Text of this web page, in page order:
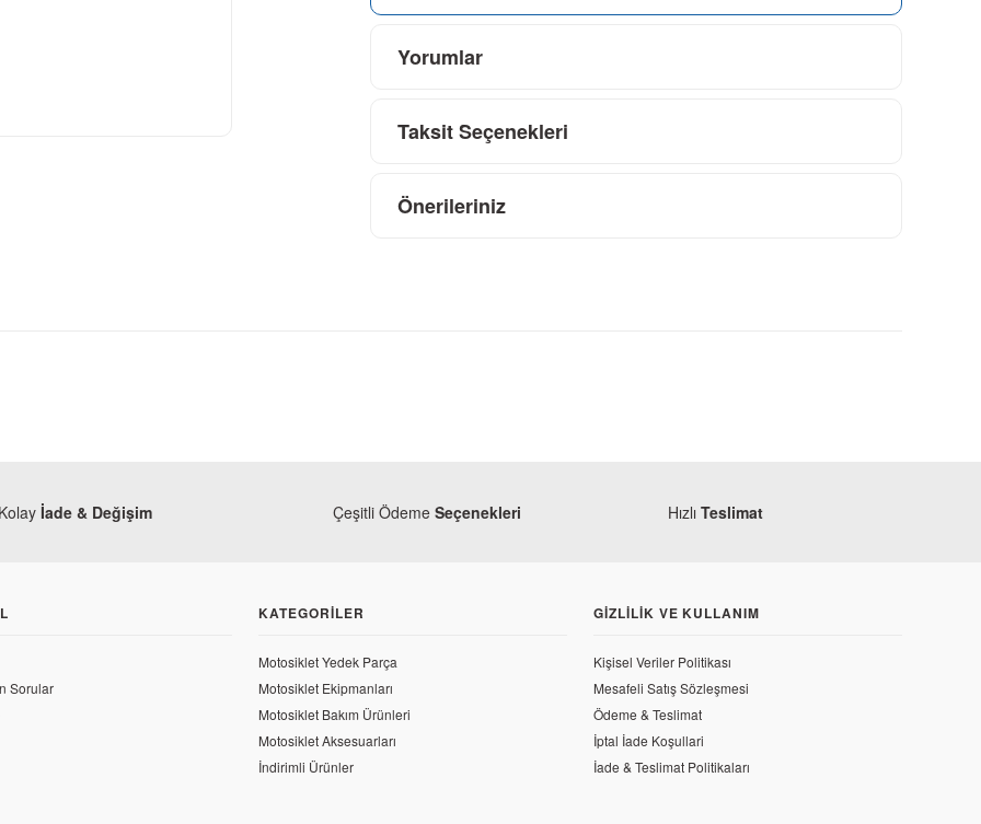
Yorumlar
Taksit Seçenekleri
Önerileriniz
Bajaj Pulsar 150 NS Debriyaj Göbeği
Kolay İade & Değişim Çeşitli Ödeme Seçenekleri Hızlı Teslimat
Sorular
KATEGORILER
Motosiklet Yedek Parça
Motosiklet Ekipmanları
Motosiklet Bakım Ürünleri
Motosiklet Aksesuarları
İndirimli Ürünler
GIZLILIK VE KULLANIM
Kişisel Veriler Politikası
Mesafeli Satış Sözleşmesi
Ödeme & Teslimat
İptal İade Koşullari
İade & Teslimat Politikaları